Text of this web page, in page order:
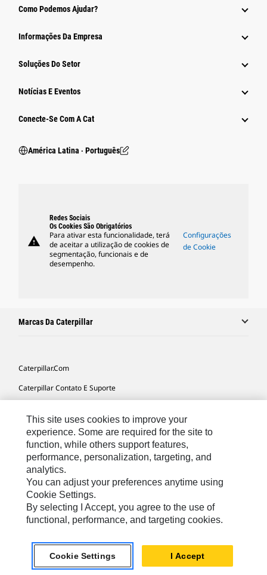
Como Podemos Ajudar?
Informações Da Empresa
Soluções Do Setor
Notícias E Eventos
Conecte-Se Com A Cat
América Latina ‧ Português
warning
Redes Sociais
Os Cookies São Obrigatórios
Para ativar esta funcionalidade, terá
de aceitar a utilização de cookies de
segmentação, funcionais e de
desempenho.
Configurações
de Cookie
Marcas Da Caterpillar
Caterpillar.com
Caterpillar Contato E Suporte
Mapa Do Local
Cookie Settings
Legal
Privacidade
Portuguese
reservados.
This site uses cookies to improve your
experience. Some are required for the site to
function, while others support features,
performance, personalization, targeting, and
analytics.
You can adjust your preferences anytime using
Cookie Settings.
By selecting I Accept, you agree to the use of
functional, performance, and targeting cookies.
Cookie Settings I Accept